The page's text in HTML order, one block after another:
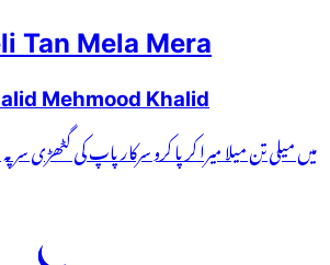
Tan Mela Mera
Mehmood Khalid
میں میلی تن میلا میرا کرپا کرو سرکار پاپ کی گٹھڑی